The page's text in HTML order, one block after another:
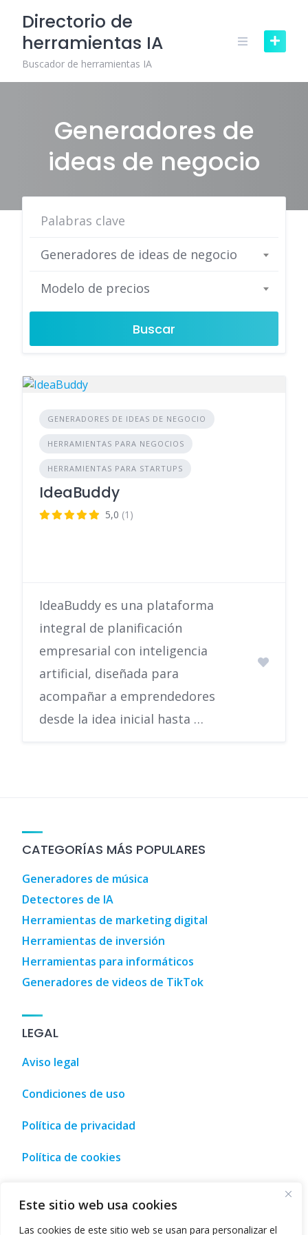
Este sitio web usa cookies
Las cookies de este sitio web se usan para personalizar el
content
Directorio de
herramientas IA
Buscador de herramientas IA
Generadores de
ideas de negocio
Generadores de ideas de negocio
Modelo de precios
Buscar
GENERADORES DE IDEAS DE NEGOCIO
HERRAMIENTAS PARA NEGOCIOS
HERRAMIENTAS PARA STARTUPS
IdeaBuddy
5,0 (1)
IdeaBuddy es una plataforma
integral de planificación
empresarial con inteligencia
artificial, diseñada para
acompañar a emprendedores
desde la idea inicial hasta …
CATEGORÍAS MÁS POPULARES
Generadores de música
Detectores de IA
Herramientas de marketing digital
Herramientas de inversión
Herramientas para informáticos
Generadores de videos de TikTok
LEGAL
Aviso legal
Condiciones de uso
Política de privacidad
Política de cookies
compra • Málaga, España Tourism, leisure and